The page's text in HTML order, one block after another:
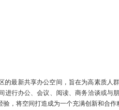
的最新共享办公空间，旨在为高素质
进行办公、会议、阅读、商务洽谈或
，将空间打造成为一个充满创新和合